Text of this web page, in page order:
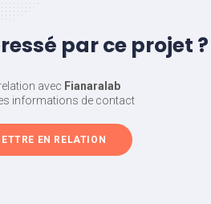
par ce projet ?
avec Fianaralab
informations de contact
EN RELATION